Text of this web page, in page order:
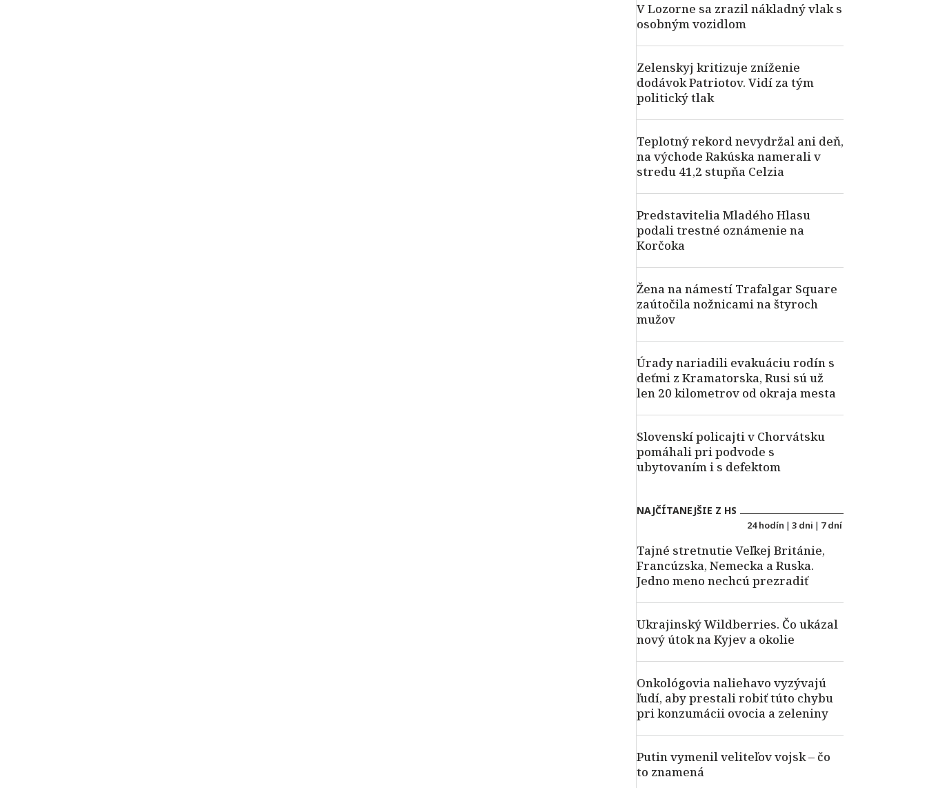
V Lozorne sa zrazil nákladný vlak s
osobným vozidlom
Zelenskyj kritizuje zníženie
dodávok Patriotov. Vidí za tým
politický tlak
Teplotný rekord nevydržal ani deň,
na východe Rakúska namerali v
stredu 41,2 stupňa Celzia
Predstavitelia Mladého Hlasu
podali trestné oznámenie na
Korčoka
Žena na námestí Trafalgar Square
zaútočila nožnicami na štyroch
mužov
Úrady nariadili evakuáciu rodín s
deťmi z Kramatorska, Rusi sú už
len 20 kilometrov od okraja mesta
Slovenskí policajti v Chorvátsku
pomáhali pri podvode s
ubytovaním i s defektom
NAJČÍTANEJŠIE Z HS
24 hodín | 3 dni | 7 dní
Tajné stretnutie Veľkej Británie,
Francúzska, Nemecka a Ruska.
Jedno meno nechcú prezradiť
Ukrajinský Wildberries. Čo ukázal
nový útok na Kyjev a okolie
Onkológovia naliehavo vyzývajú
ľudí, aby prestali robiť túto chybu
pri konzumácii ovocia a zeleniny
Putin vymenil veliteľov vojsk – čo
to znamená